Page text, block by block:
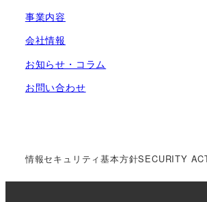
事業内容
会社情報
お知らせ・コラム
お問い合わせ
情報セキュリティ基本方針SECURITY